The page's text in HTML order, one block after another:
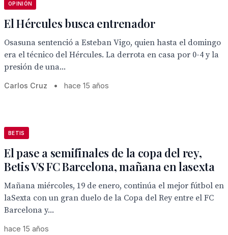
OPINIÓN
El Hércules busca entrenador
Osasuna sentenció a Esteban Vigo, quien hasta el domingo
era el técnico del Hércules. La derrota en casa por 0-4 y la
presión de una...
Carlos Cruz • hace 15 años
BETIS
El pase a semifinales de la copa del rey,
Betis VS FC Barcelona, mañana en lasexta
Mañana miércoles, 19 de enero, continúa el mejor fútbol en
laSexta con un gran duelo de la Copa del Rey entre el FC
Barcelona y...
hace 15 años